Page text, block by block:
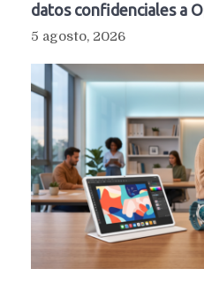
datos confidenciales a
5 agosto, 2026